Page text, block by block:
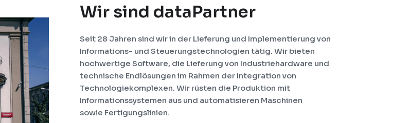
Wir sind dataPartner
Seit 28 Jahren sind wir in der Lieferung und Implementierung von
Informations- und Steuerungstechnologien tätig. Wir bieten
hochwertige Software, die Lieferung von Industriehardware und
technische Endlösungen im Rahmen der Integration von
Technologiekomplexen. Wir rüsten die Produktion mit
Informationssystemen aus und automatisieren Maschinen
sowie Fertigungslinien.